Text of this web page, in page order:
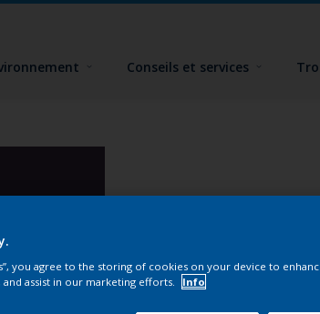
Conseils et services
you agree to the storing of cookies on your device to
and assist in our marketing efforts.
Info